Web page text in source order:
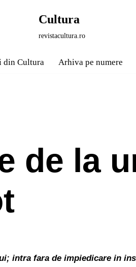
Cultura
revistacultura.ro
din Cultura Arhiva pe numere
de la
intra fara de impiedicare in